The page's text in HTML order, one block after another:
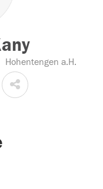
Hohentengen a.H.